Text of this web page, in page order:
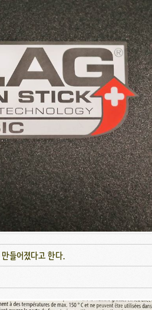
들어졌다고 한다.